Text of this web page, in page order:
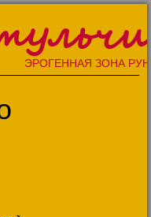
ЭРОГЕННАЯ ЗОНА